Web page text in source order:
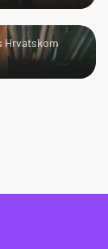
Hrvatskom